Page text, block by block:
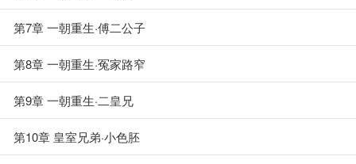
第7章 一朝重生·傅二公子
第8章 一朝重生·冤家路窄
第9章 一朝重生·二皇兄
第10章 皇室兄弟·小色胚